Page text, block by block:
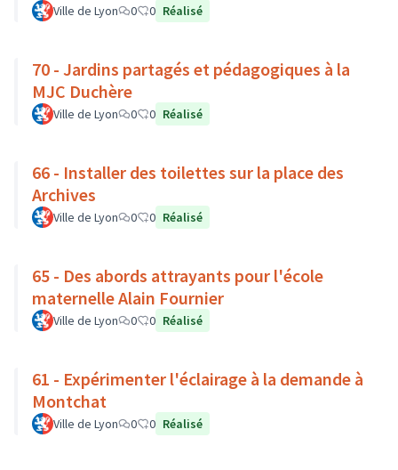
Ville de Lyon 0 0 Réalisé
70 - Jardins partagés et pédagogiques à la
MJC Duchère
Ville de Lyon 0 0 Réalisé
66 - Installer des toilettes sur la place des
Archives
Ville de Lyon 0 0 Réalisé
65 - Des abords attrayants pour l'école
maternelle Alain Fournier
Ville de Lyon 0 0 Réalisé
61 - Expérimenter l'éclairage à la demande à
Montchat
Ville de Lyon 0 0 Réalisé